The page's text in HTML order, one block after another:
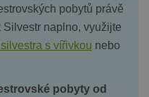
pobytů právě
naplno, využijte
s vířivkou nebo
pobyty od